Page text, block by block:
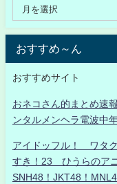
おすすめ～ん
おすすめサイト
おネコさん的まとめ速
ンタルメンヘラ電波中
アイドッフル！ ワタ
すき！23 ひうらのア
SNH48！JKT48！